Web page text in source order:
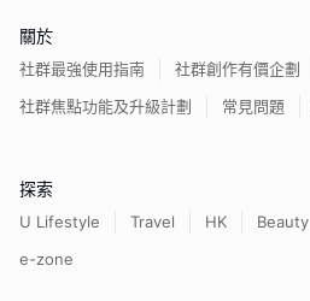
關於
社群最強使用指南
社群創作有價企劃
社群焦點功能及升級計劃
常見問題
探索
U Lifestyle Travel HK Beauty
e-zone